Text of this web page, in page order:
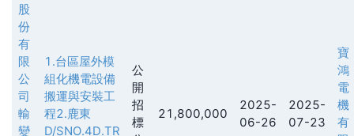
股
份
有
限
公
司
輸
變
1.台區屋外模
組化機電設備
搬運與安裝工
程2.鹿東
D/SNO.4D.TR
公
開
招
標
21,800,000
2025-
06-26
2025-
07-23
寶
鴻
電
機
有